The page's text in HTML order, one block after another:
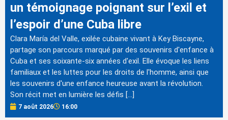
un témoignage poignant sur l’exil et
l’espoir d’une Cuba libre
Clara María del Valle, exilée cubaine vivant à Key Biscayne,
partage son parcours marqué par des souvenirs d'enfance à
Cuba et ses soixante-six années d'exil. Elle évoque les liens
familiaux et les luttes pour les droits de l'homme, ainsi que
les souvenirs d'une enfance heureuse avant la révolution.
Son récit met en lumière les défis […]
7 août 2026 16:00